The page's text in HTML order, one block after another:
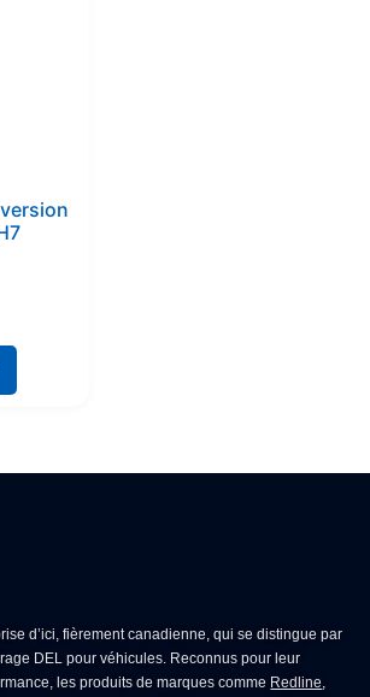
d’ici, fièrement canadienne, qui se distingue par
DEL pour véhicules. Reconnus pour leur
les produits de marques comme Redline,